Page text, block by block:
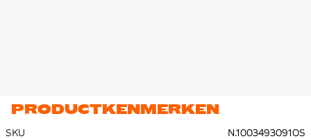
PRODUCTKENMERKEN
SKU N.1003493091OS